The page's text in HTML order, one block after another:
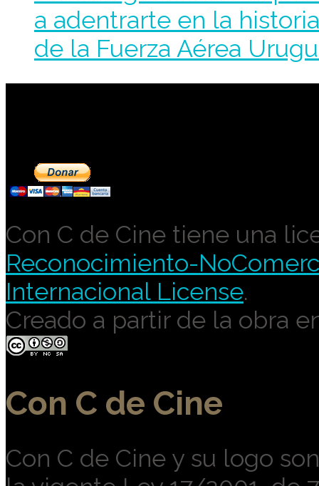
a adentrarte en la
de la Fuerza Aérea
Con C de Cine tiene una
Reconocimiento-
Internacional License.
Creado a partir de la obra
Con C de Cine
Con C de Cine y su logo